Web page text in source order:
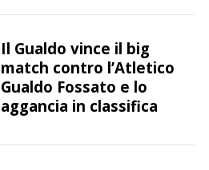
Il Gualdo vince il big
match contro l’Atletico
Gualdo Fossato e lo
aggancia in classifica